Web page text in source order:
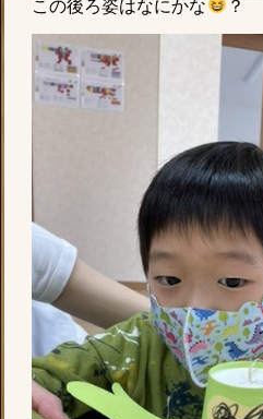
この後ろ姿はなにかな ？